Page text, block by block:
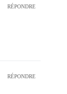
RÉPONDRE
RÉPONDRE